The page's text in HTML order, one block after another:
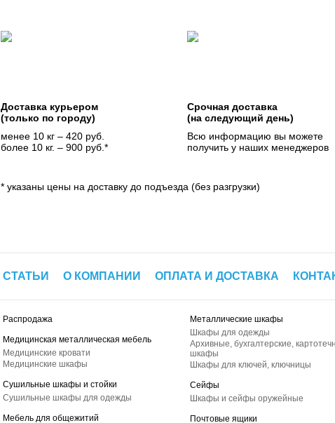
Доставка курьером
(только по городу)
менее 10 кг – 420 руб.
более 10 кг. – 900 руб.*
Срочная доставка
(на следующий день)
Всю информацию вы можете
получить у наших менеджеров
* указаны цены на доставку до подъезда (без разгрузки)
СТАТЬИ О КОМПАНИИ ОПЛАТА И ДОСТАВКА
Распродажа
Медицинская металлическая мебель
Медицинские кровати
Медицинские шкафы
Сушильные шкафы и стойки
Сушильные шкафы для одежды
Мебель для общежитий
Металлические шкафы
Шкафы для одежды
Архивные, бухгалтерские,
шкафы
Шкафы для ключей, ключницы
Сейфы
Шкафы и сейфы оружейные
Почтовые ящики